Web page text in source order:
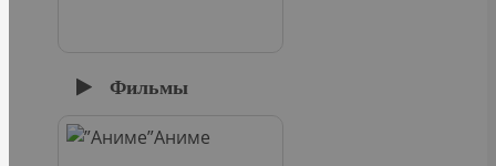
Фильмы
Аниме